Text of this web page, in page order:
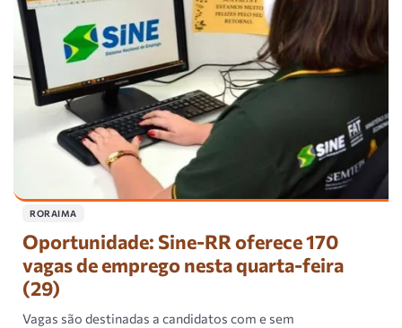
RORAIMA
Oportunidade: Sine-RR oferece 170
vagas de emprego nesta quarta-feira
(29)
Vagas são destinadas a candidatos com e sem